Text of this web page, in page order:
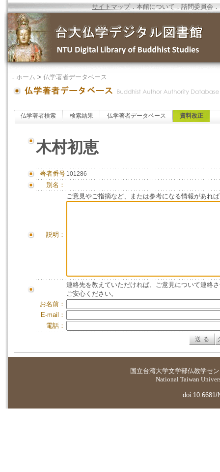
サイトマップ．本館について ．諮問委員会 ．
． ホーム > 仏学著者データベース
仏学著者検索 検索結果 仏学著者データベース 資料改正
木村初恵
著者番号 101286
別名：
説明：
ご意見やご指摘など、または参考になる情報があれ
連絡先を教えていただければ、ご意見について連絡
ご安心ください。
お名前：
E-mail：
電話：
国立台湾大学文学部仏教学セ
National Taiwan
doi:10.6681/